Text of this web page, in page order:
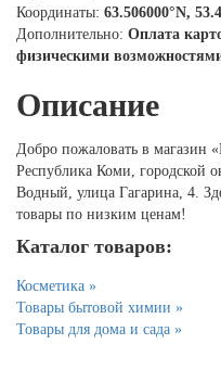
Координаты: 63.506000°N,
Дополнительно: Оплата
физическими
Описание
Добро пожаловать в магазин
Республика Коми, городской
Водный, улица Гагарина, 4.
товары по низким ценам!
Каталог товаров:
Косметика »
Товары бытовой химии »
Товары для дома и сада »